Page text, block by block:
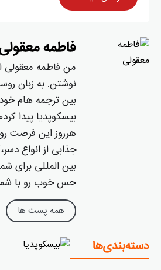
فاطمه
من فاطمه معقولی
نوشتن. به زبان
بین ترجمه هام
بیسکوپدیا پیدا
هرروز این فرصت
جذابی از انواع
بین المللی برای
حس خوب رو با
همه پست ها
دسته‌بندی‌ها